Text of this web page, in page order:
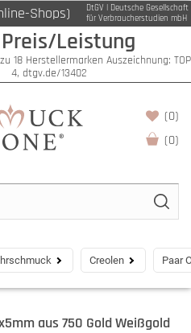
Shops)
DtGV | Deutsche Gesellschaft
für Verbraucherstudien mbH
Leistung
18 Herstellermarken Auszeichnung: TOP
4, dtgv.de/13402
(0)
(0)
Creolen Paar
aus 750 Gold Weißgold